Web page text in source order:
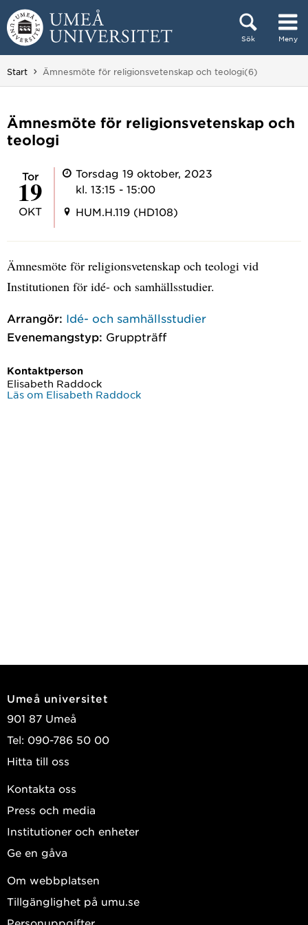
Hoppa direkt till innehållet
Sök Meny
Huvudmenyn dold.
Start Du är här:
Ämnesmöte för religionsvetenskap och teologi(6)
Ämnesmöte för religionsvetenskap och
teologi
tor
19
OKT
Torsdag 19 oktober, 2023
kl. 13:15 - 15:00
HUM.H.119 (HD108)
Ämnesmöte för religionsvetenskap och teologi vid
Institutionen för idé- och samhällsstudier.
Arrangör: Idé- och samhällsstudier
Evenemangstyp: Gruppträff
Kontaktperson
Elisabeth Raddock
Läs om Elisabeth Raddock
Umeå universitet
901 87 Umeå
Tel: 090-786 50 00
Hitta till oss
Kontakta oss
Press och media
Institutioner och enheter
Ge en gåva
Om webbplatsen
Tillgänglighet på umu.se